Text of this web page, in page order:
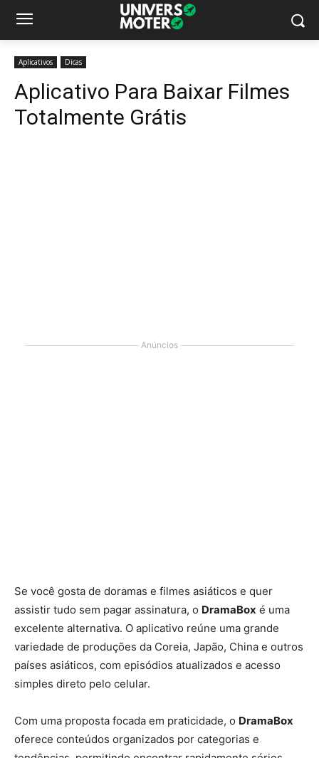
Aplicativos Dicas
Aplicativo Para Baixar Filmes
Totalmente Grátis
Anúncios
Se você gosta de doramas e filmes asiáticos e quer
assistir tudo sem pagar assinatura, o DramaBox é uma
excelente alternativa. O aplicativo reúne uma grande
variedade de produções da Coreia, Japão, China e outros
países asiáticos, com episódios atualizados e acesso
simples direto pelo celular.
Com uma proposta focada em praticidade, o DramaBox
oferece conteúdos organizados por categorias e